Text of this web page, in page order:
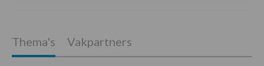
Thema's Vakpartners